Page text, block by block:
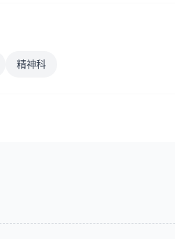
精神科